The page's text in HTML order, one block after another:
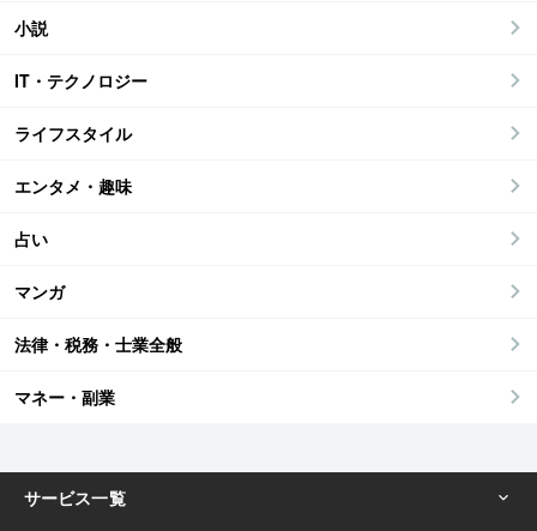
小説
IT・テクノロジー
ライフスタイル
エンタメ・趣味
占い
マンガ
法律・税務・士業全般
マネー・副業